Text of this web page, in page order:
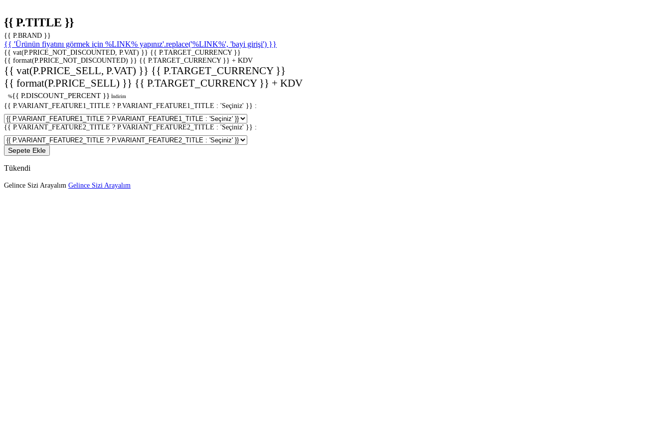
{{ P.TITLE }}
{{ P.BRAND }}
{{ 'Ürünün fiyatını görmek için %LINK% yapınız'.replace('%LINK%', 'bayi girişi') }}
{{ vat(P.PRICE_NOT_DISCOUNTED, P.VAT) }} {{ P.TARGET_CURRENCY }}
{{ format(P.PRICE_NOT_DISCOUNTED) }} {{ P.TARGET_CURRENCY }} + KDV
{{ vat(P.PRICE_SELL, P.VAT) }} {{ P.TARGET_CURRENCY }}
{{ format(P.PRICE_SELL) }} {{ P.TARGET_CURRENCY }} + KDV
%{{ P.DISCOUNT_PERCENT }} İndirim
{{ P.VARIANT_FEATURE1_TITLE ? P.VARIANT_FEATURE1_TITLE : 'Seçiniz' }} :
{{ P.VARIANT_FEATURE2_TITLE ? P.VARIANT_FEATURE2_TITLE : 'Seçiniz' }} :
Sepete Ekle
Tükendi
Gelince Sizi Arayalım Gelince Sizi Arayalım